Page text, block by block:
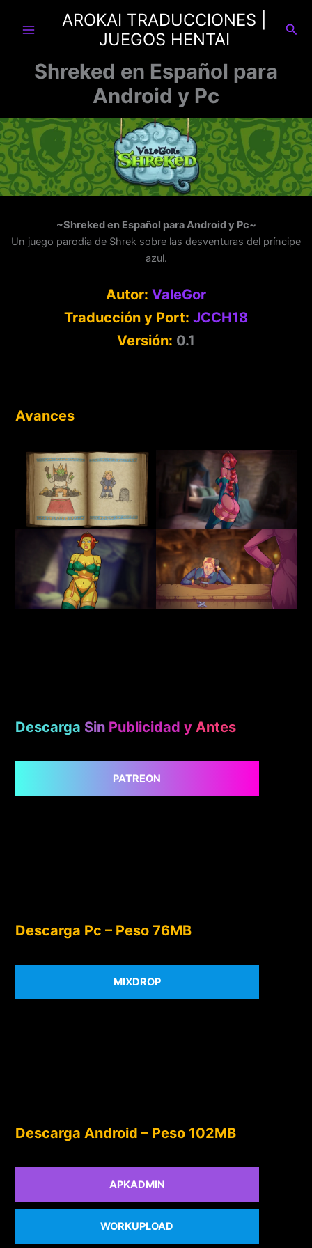
AROKAI TRADUCCIONES |
JUEGOS HENTAI
Shreked en Español para
Android y Pc
~Shreked en Español para Android y Pc~
Un juego parodia de Shrek sobre las desventuras del príncipe
azul.
Autor: ValeGor
Traducción y Port: JCCH18
Versión: 0.1
Avances
Descarga Sin Publicidad y Antes
PATREON
Descarga Pc – Peso 76MB
MIXDROP
Descarga Android – Peso 102MB
APKADMIN
WORKUPLOAD